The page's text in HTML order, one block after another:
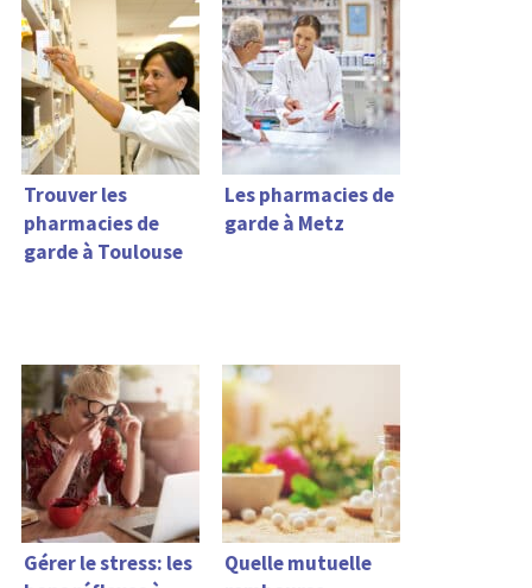
Trouver les
pharmacies de
garde à Toulouse
Les pharmacies de
garde à Metz
Gérer le stress: les
Quelle mutuelle